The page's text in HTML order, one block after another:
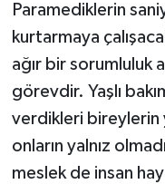
Paramediklerin
kurtarmaya
ağır bir sorumluluk
görevdir. Yaşlı
verdikleri bireylerin
onların yalnız
meslek de insan